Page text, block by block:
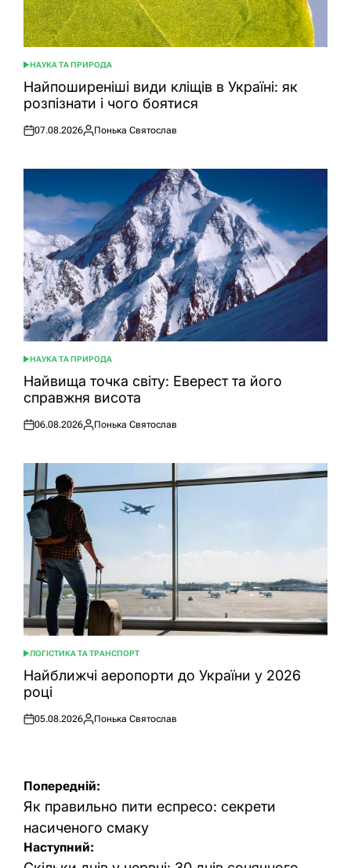
ОПУБЛІКУВАТИ
У
НАУКА ТА ПРИРОДА
Найпоширеніші види кліщів в Україні: як
розпізнати і чого боятися
Оприлюднено
07.08.2026
Опубліковано
Понька Святослав
ОПУБЛІКУВАТИ
У
НАУКА ТА ПРИРОДА
Найвища точка світу: Еверест та його
справжня висота
Оприлюднено
06.08.2026
Опубліковано
Понька Святослав
ОПУБЛІКУВАТИ
У
ЛОГІСТИКА ТА ТРАНСПОРТ
Найближчі аеропорти до України у 2026
році
Оприлюднено
05.08.2026
Опубліковано
Понька Святослав
Навігація
записів
Попередній:
Як правильно пити еспресо: секрети
насиченого смаку
Наступний: